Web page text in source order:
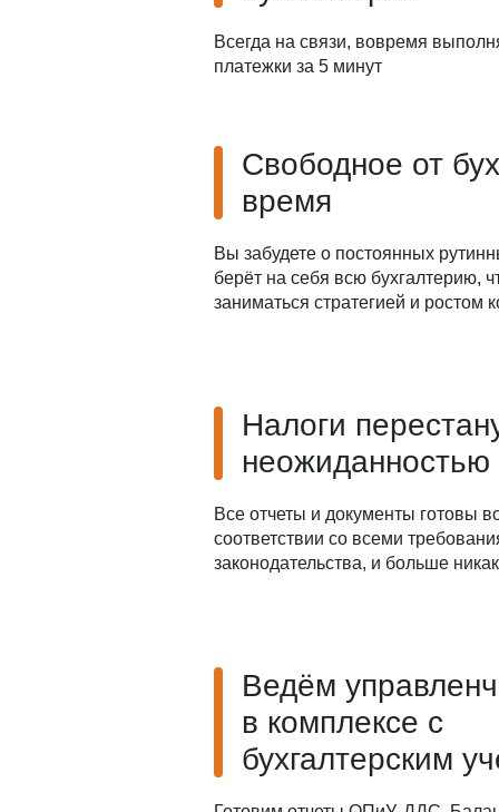
Всегда на связи, вовремя
платежки за 5 минут
Свободное от
время
Вы забудете о постоянных
берёт на себя всю бухгалтерию,
заниматься стратегией и ростом
Налоги
неожиданностью
Все отчеты и документы готовы
соответствии со всеми
законодательства, и больше
Ведём
в комплексе с
бухгалтерским